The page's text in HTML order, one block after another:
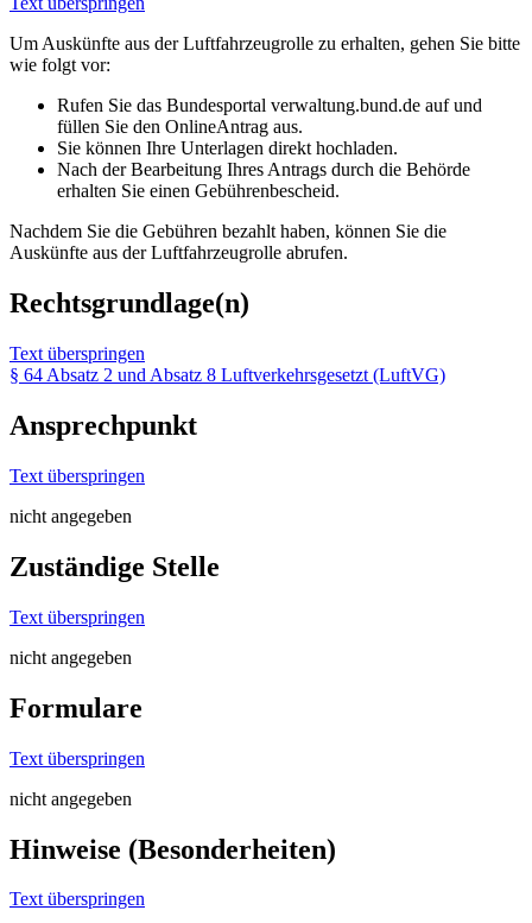
Um Auskünfte aus der Luftfahrzeugrolle zu erhalten, gehen Sie bitte
wie folgt vor:
Rufen Sie das Bundesportal verwaltung.bund.de auf und
füllen Sie den OnlineAntrag aus.
Sie können Ihre Unterlagen direkt hochladen.
Nach der Bearbeitung Ihres Antrags durch die Behörde
erhalten Sie einen Gebührenbescheid.
Nachdem Sie die Gebühren bezahlt haben, können Sie die
Auskünfte aus der Luftfahrzeugrolle abrufen.
Rechtsgrundlage(n)
Text überspringen
§ 64 Absatz 2 und Absatz 8 Luftverkehrsgesetzt (LuftVG)
Ansprechpunkt
Text überspringen
nicht angegeben
Zuständige Stelle
Text überspringen
nicht angegeben
Formulare
Text überspringen
nicht angegeben
Hinweise (Besonderheiten)
Text überspringen